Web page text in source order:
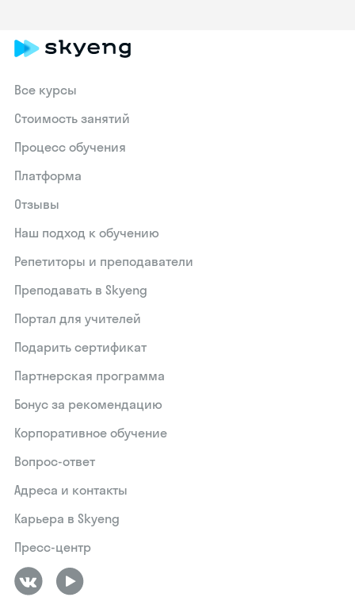
Все курсы
Стоимость занятий
Процесс обучения
Платформа
Отзывы
Наш подход к обучению
Репетиторы и преподаватели
Преподавать в Skyeng
Портал для учителей
Подарить сертификат
Партнерская программа
Бонус за рекомендацию
Корпоративное обучение
Вопрос-ответ
Адреса и контакты
Карьера в Skyeng
Пресс-центр